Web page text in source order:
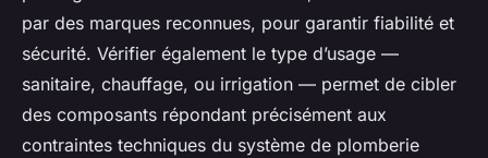
par des marques reconnues, pour garantir fiabilité et
sécurité. Vérifier également le type d’usage —
sanitaire, chauffage, ou irrigation — permet de cibler
des composants répondant précisément aux
contraintes techniques du système de plomberie